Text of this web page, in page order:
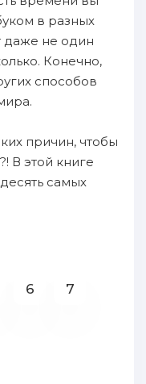
в разных
даже не один
Конечно,
способов
причин, чтобы
В этой книге
самых
6 7